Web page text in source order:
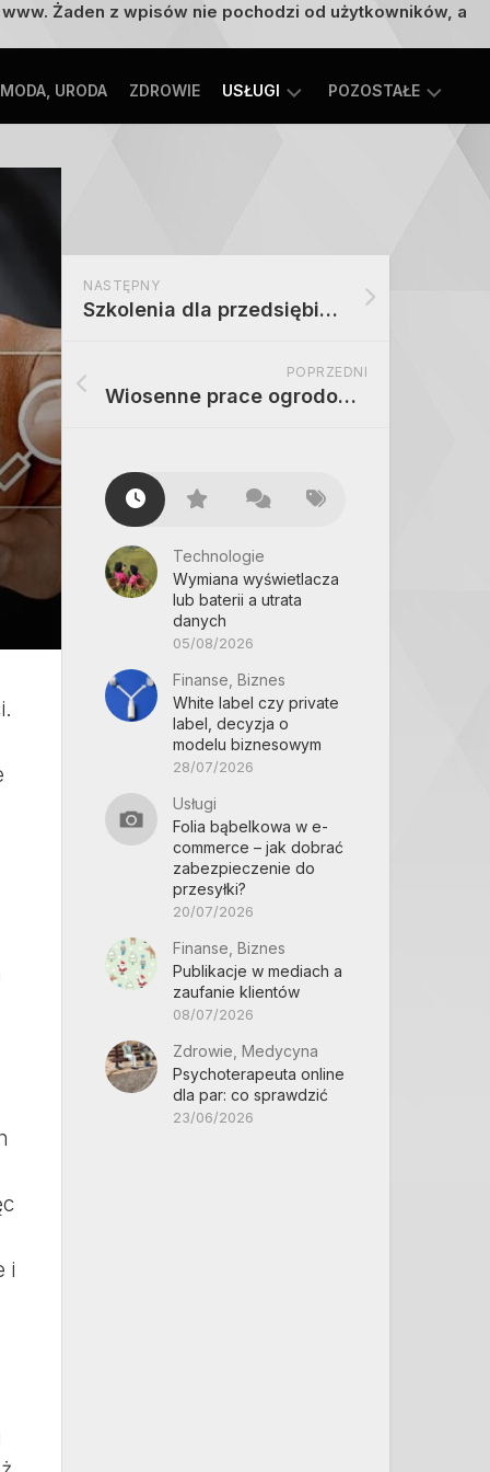
Żaden z wpisów nie pochodzi od użytkowników, a
MODA, URODA ZDROWIE USŁUGI POZOSTAŁE
TRANSPORT
i
NASTĘPNY
Szkolenia dla przedsiębiorstw: Zwiększ skuteczność sprzedaży dzięki profesjonalnym szkoleniom
POPRZEDNI
Wiosenne prace ogrodowe – o czym warto pamiętać
Technologie
Wymiana wyświetlacza
lub baterii a utrata
danych
05/08/2026
Finanse, Biznes
White label czy private
label, decyzja o
modelu biznesowym
28/07/2026
Usługi
Folia bąbelkowa w e-
commerce – jak dobrać
zabezpieczenie do
przesyłki?
20/07/2026
Finanse, Biznes
Publikacje w mediach a
zaufanie klientów
08/07/2026
Zdrowie, Medycyna
Psychoterapeuta online
dla par: co sprawdzić
23/06/2026